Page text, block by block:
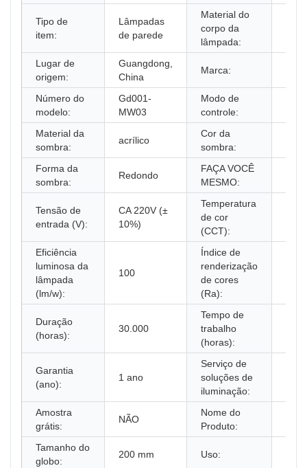
Tipo de
item:
Lâmpadas
de parede
Material do
corpo da
lâmpada:
Lugar de
origem:
Guangdong,
China
Marca:
Número do
modelo:
Gd001-
MW03
Modo de
controle:
Material da
sombra:
acrílico
Cor da
sombra:
Forma da
sombra:
Redondo
FAÇA VOCÊ
MESMO:
Tensão de
entrada (V):
CA 220V (±
10%)
Temperatura
de cor
(CCT):
Eficiência
luminosa da
lâmpada
(lm/w):
100
Índice de
renderização
de cores
(Ra):
Duração
(horas):
30.000
Tempo de
trabalho
(horas):
Garantia
(ano):
1 ano
Serviço de
soluções de
iluminação:
Amostra
grátis:
NÃO
Nome do
Produto:
Tamanho do
globo:
200 mm Uso: